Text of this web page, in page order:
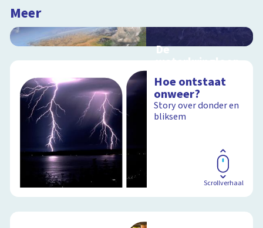
Meer
De
waterkringloop
schoolplaat over de
cyclus van water op
aarde
Schoolplaat
Hoe ontstaat
onweer?
Story over donder en
bliksem
Scrollverhaal